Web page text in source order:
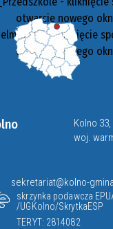
Kolno
woj.
sekretariat@kolno-
skrzynka podawcza
/UGKolno/SkrytkaESP
TERYT: 2814082